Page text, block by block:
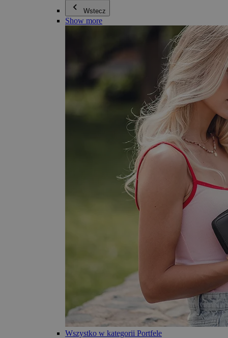
Wstecz
Show more
Wszystko w kategorii Portfele